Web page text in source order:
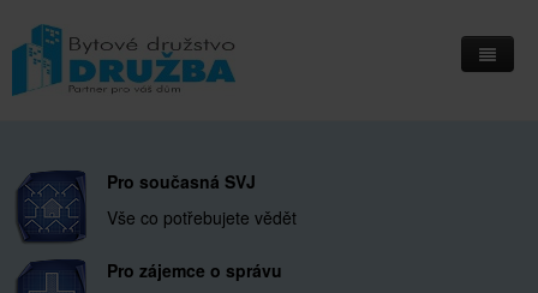
Pro současná SVJ
Vše co potřebujete vědět
Pro zájemce o správu
Informační deska
Přihlášení do IS Integri
Kontakty